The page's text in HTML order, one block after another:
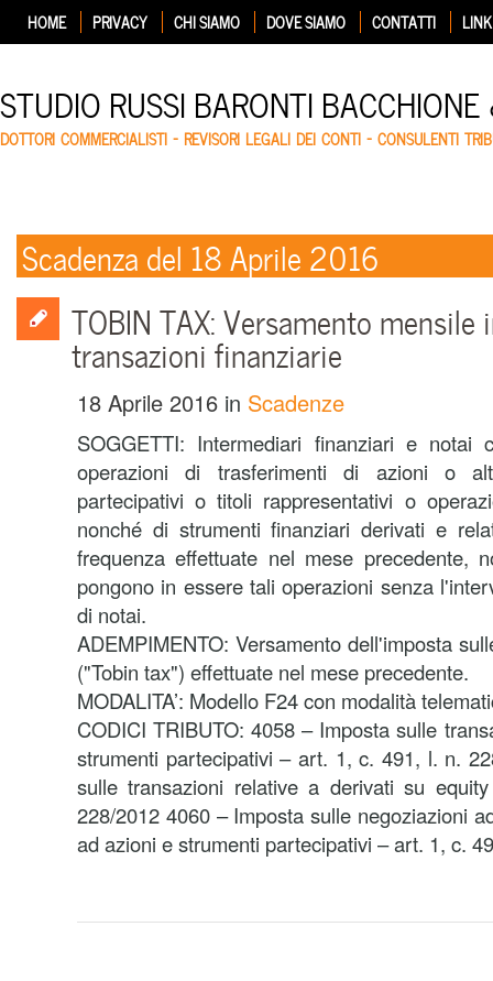
HOME PRIVACY CHI SIAMO DOVE SIAMO CONTATTI LINK
STUDIO RUSSI BARONTI
DOTTORI COMMERCIALISTI – REVISORI LEGALI DEI CONTI – CONSULENTI
Scadenza del 18 Aprile 2016
TOBIN TAX: Versamento mensile
transazioni finanziarie
18 Aprile 2016 in Scadenze
SOGGETTI: Intermediari finanziari e notai
operazioni di trasferimenti di azioni o
partecipativi o titoli rappresentativi o
nonché di strumenti finanziari derivati e
frequenza effettuate nel mese precedente,
pongono in essere tali operazioni senza
di notai.
ADEMPIMENTO: Versamento dell'imposta
("Tobin tax") effettuate nel mese precedente.
MODALITA’: Modello F24 con modalità
CODICI TRIBUTO: 4058 – Imposta sulle
strumenti partecipativi – art. 1, c. 491, l. n.
sulle transazioni relative a derivati su
228/2012 4060 – Imposta sulle negoziazioni
ad azioni e strumenti partecipativi – art. 1, c.